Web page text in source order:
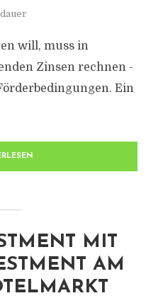
will, muss in
Zinsen rechnen -
Ein
MIT
AM